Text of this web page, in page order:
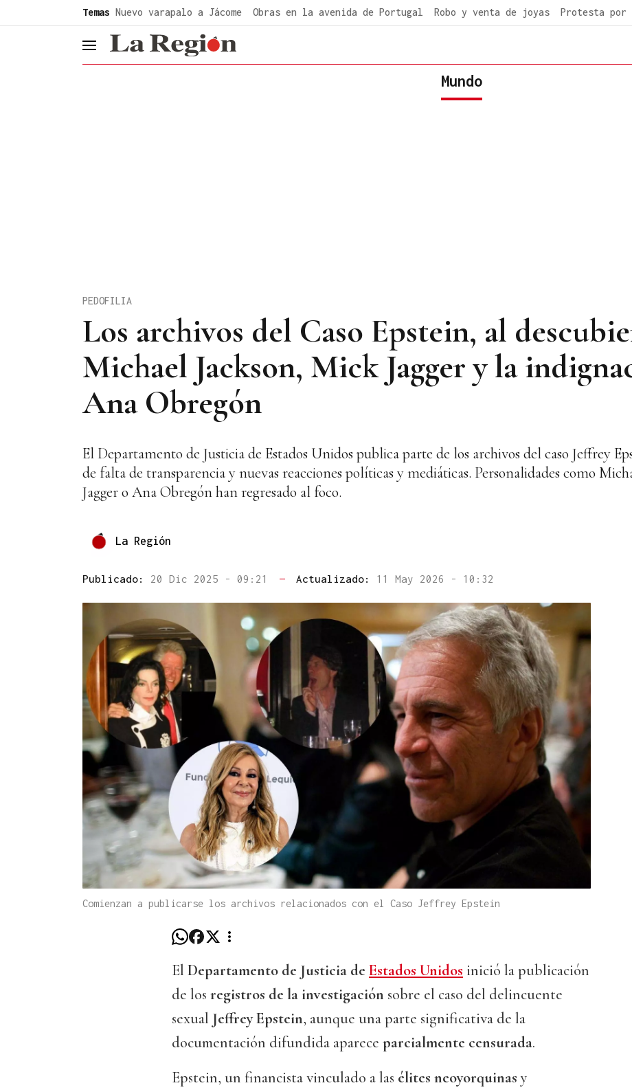
Temas Nuevo varapalo a Jácome Obras en la avenida de Portugal Robo y venta de joyas Protesta
header.menu.open
Mundo
Los archivos del Caso Epstein, al
Michael Jackson, Mick Jagger y la
Ana Obregón
PEDOFILIA
El Departamento de Justicia de Estados Unidos publica parte de los archivos del caso Jeffrey
de falta de transparencia y nuevas reacciones políticas y mediáticas. Personalidades como
Jagger o Ana Obregón han regresado al foco.
La Región
Publicado: 20 Dic 2025 - 09:21 — Actualizado: 11 May 2026 - 10:32
Comienzan a publicarse los archivos relacionados con el Caso Jeffrey Epstein
El Departamento de Justicia de Estados Unidos inició la publicación
de los registros de la investigación sobre el caso del delincuente
sexual Jeffrey Epstein, aunque una parte significativa de la
documentación difundida aparece parcialmente censurada.
Epstein, un financista vinculado a las élites neoyorquinas y